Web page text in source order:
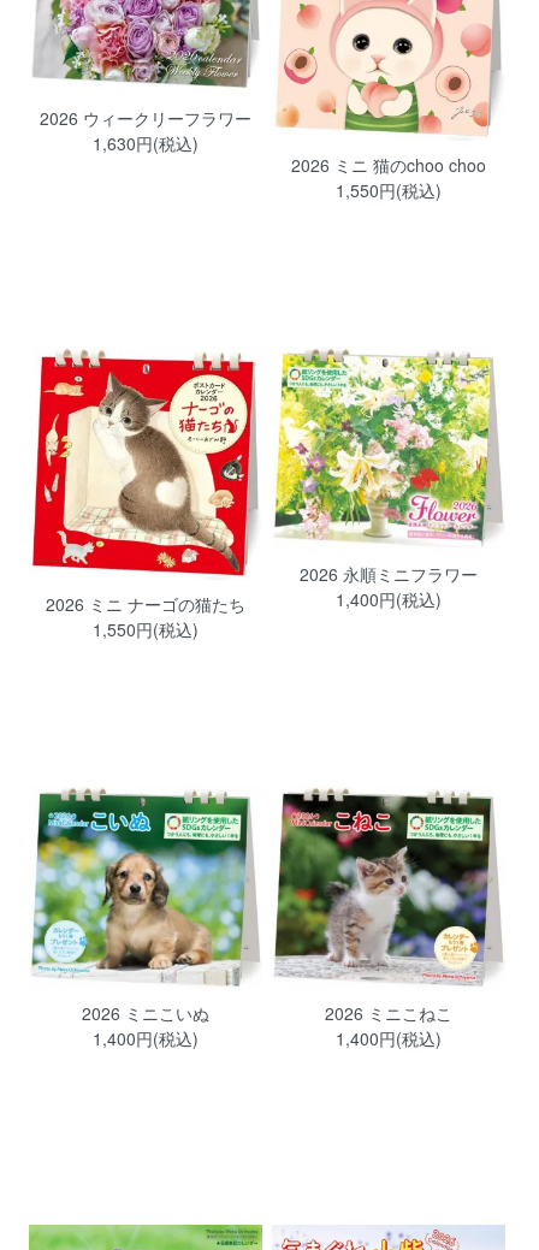
2026 ウィークリーフラワー
1,630円(税込)
2026 ミニ 猫のchoo choo
1,550円(税込)
2026 ミニ ナーゴの猫たち
1,550円(税込)
2026 永順ミニフラワー
1,400円(税込)
2026 ミニこいぬ
1,400円(税込)
2026 ミニこねこ
1,400円(税込)